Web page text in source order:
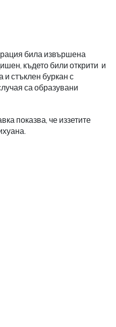
била извършена
където били открити и
и стъклен буркан с
са образувани
показва, че иззетите